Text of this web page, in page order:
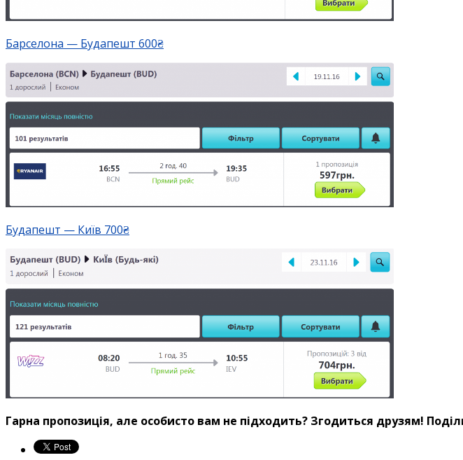
Барселона — Будапешт 600₴
Будапешт — Київ 700₴
Гарна пропозиція, але особисто вам не підходить? Згодиться друзям!